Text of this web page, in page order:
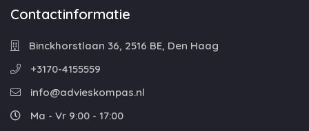
Contactinformatie
Binckhorstlaan 36, 2516 BE, Den Haag
+3170-4155559
info@advieskompas.nl
Ma - Vr 9:00 - 17:00